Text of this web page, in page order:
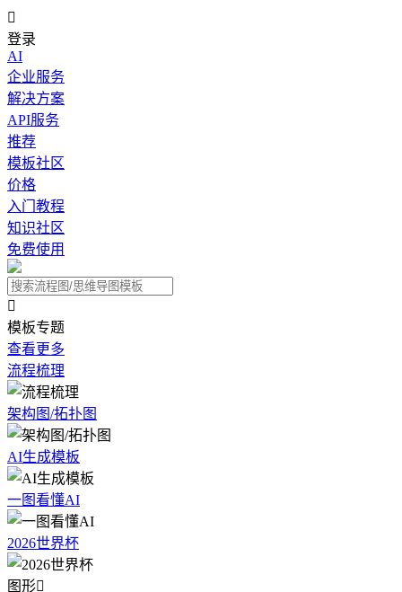

登录
AI
企业服务
解决方案
API服务
推荐
模板社区
价格
入门教程
知识社区
免费使用

模板专题
查看更多
流程梳理
架构图/拓扑图
AI生成模板
一图看懂AI
2026世界杯
图形